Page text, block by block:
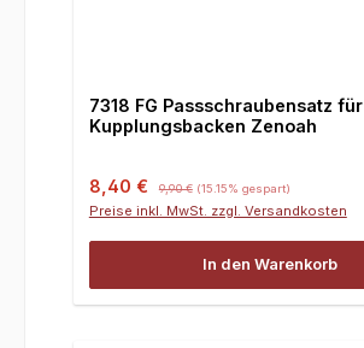
7318 FG Passschraubensatz für
Kupplungsbacken Zenoah
Verkaufspreis:
8,40 € 9,90 € (15.15% gespart)
Preise inkl. MwSt. zzgl. Versandkosten
In den Warenkorb